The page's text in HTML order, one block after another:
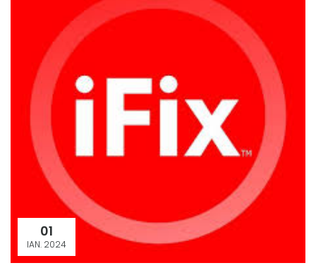
01
IAN. 2024